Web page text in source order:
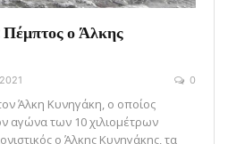
Πέμπτος ο Άλκης
0
Άλκη Κυνηγάκη, o οποίος
αγώνα των 10 χιλιομέτρων
ο Άλκης Κυνηγάκης, τα